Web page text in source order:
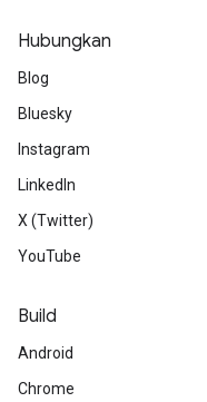
Hubungkan
Blog
Bluesky
Instagram
LinkedIn
X (Twitter)
YouTube
Build
Android
Chrome